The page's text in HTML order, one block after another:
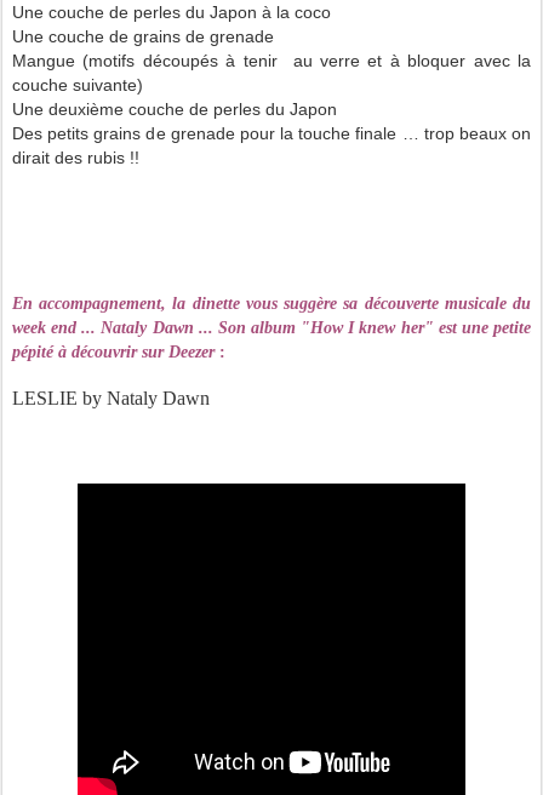
Une couche de perles du Japon à la coco
Une couche de grains de grenade
Mangue (motifs découpés à tenir au verre et à bloquer avec la
couche suivante)
Une deuxième couche de perles du Japon
Des petits grains de grenade pour la touche finale … trop beaux on
dirait des rubis !!
En accompagnement, la dinette vous suggère sa découverte musicale du
week end ... Nataly Dawn ... Son album "How I knew her" est une petite
pépité à découvrir sur Deezer :
LESLIE by Nataly Dawn